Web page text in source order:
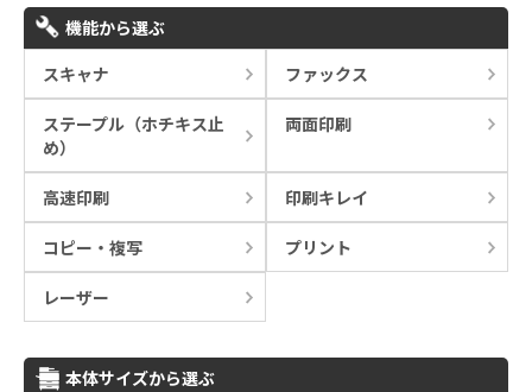
機能から選ぶ
スキャナ
ファックス
ステープル（ホチキス止
め）
両面印刷
高速印刷 印刷キレイ
コピー・複写 プリント
レーザー
本体サイズから選ぶ